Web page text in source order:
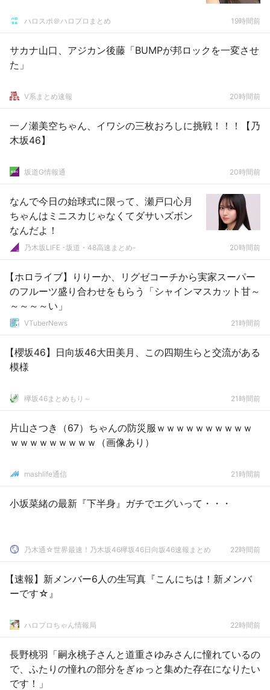
ハロスポ＠ハロプロまとめ 19時間前
サカナ山口、アジカン後藤「BUMPが邦ロックを一変させ
た」
V系まとめ速報 20時間前
一ノ瀬美空ちゃん、イワシの三枚おろしに挑戦！！！【乃
木坂46】
坂道G情報通 20時間前
なんで今日の始球式に限って、瀬戸口心月
ちゃんはミニスカじゃなくてダサいズボン
なんだよ！
乃木坂LIFE -坂道・48高速まとめ- 20時間前
【ホロライブ】りりーか、リグゼコーチから実家スーパー
のフルーツ盛り合わせをもらう「シャインマスカット甘～
～～～～い」
VTuberNews 21時間前
【櫻坂46】日向坂46大田美月、この四期生らと交流がある
模様
欅坂46まとめもり～ 21時間前
片山さつき（67）ちゃんの防災服ｗｗｗｗｗｗｗｗｗｗ
ｗｗｗｗｗｗｗｗｗ（画像あり）
mashlife通信 21時間前
小坂菜緒の最新『下半身』ガチでエグいって・・・
乃木通☆世界最速！乃木坂46欅坂46日向坂46速報まとめ 22時間前
【速報】新メンバー6人の生写真『こんにちは！新メンバ
ーです☆』
ハロプロちゃん情報局 22時間前
長野桃羽「嗣永桃子さんと道重さゆみさんに憧れているの
で、ふたりの憧れの部分をぎゅっと集めた存在になりたい
です！」